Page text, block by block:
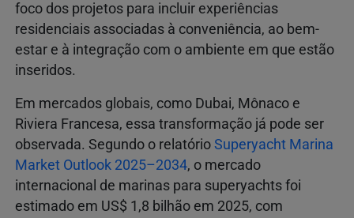
foco dos projetos para incluir experiências
residenciais associadas à conveniência, ao bem-
estar e à integração com o ambiente em que estão
inseridos.
Em mercados globais, como Dubai, Mônaco e
Riviera Francesa, essa transformação já pode ser
observada. Segundo o relatório Superyacht Marina
Market Outlook 2025–2034, o mercado
internacional de marinas para superyachts foi
estimado em US$ 1,8 bilhão em 2025, com